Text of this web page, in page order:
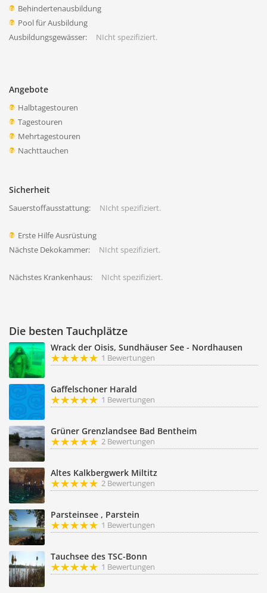
Behindertenausbildung
Pool für Ausbildung
Ausbildungsgewässer:
NIcht spezifiziert.
Angebote
Halbtagestouren
Tagestouren
Mehrtagestouren
Nachttauchen
Sicherheit
Sauerstoffausstattung: NIcht spezifiziert.
Erste Hilfe Ausrüstung
Nächste Dekokammer:
NIcht spezifiziert.
Nächstes Krankenhaus: NIcht spezifiziert.
Die besten Tauchplätze
Wrack der Oisis, Sundhäuser See - Nordhausen
1 Bewertungen
Gaffelschoner Harald
1 Bewertungen
Grüner Grenzlandsee Bad Bentheim
2 Bewertungen
Altes Kalkbergwerk Miltitz
2 Bewertungen
Parsteinsee , Parstein
1 Bewertungen
Tauchsee des TSC-Bonn
1 Bewertungen